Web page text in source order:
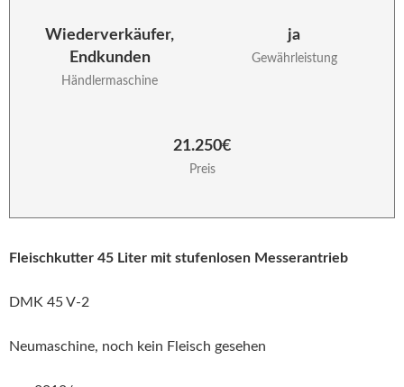
Wiederverkäufer,
Endkunden
Händlermaschine
ja
Gewährleistung
21.250€
Preis
Fleischkutter 45 Liter mit stufenlosen Messerantrieb
DMK 45 V-2
Neumaschine, noch kein Fleisch gesehen